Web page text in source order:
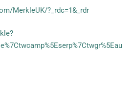
MerkleUK/?_rdc=1&_rdr